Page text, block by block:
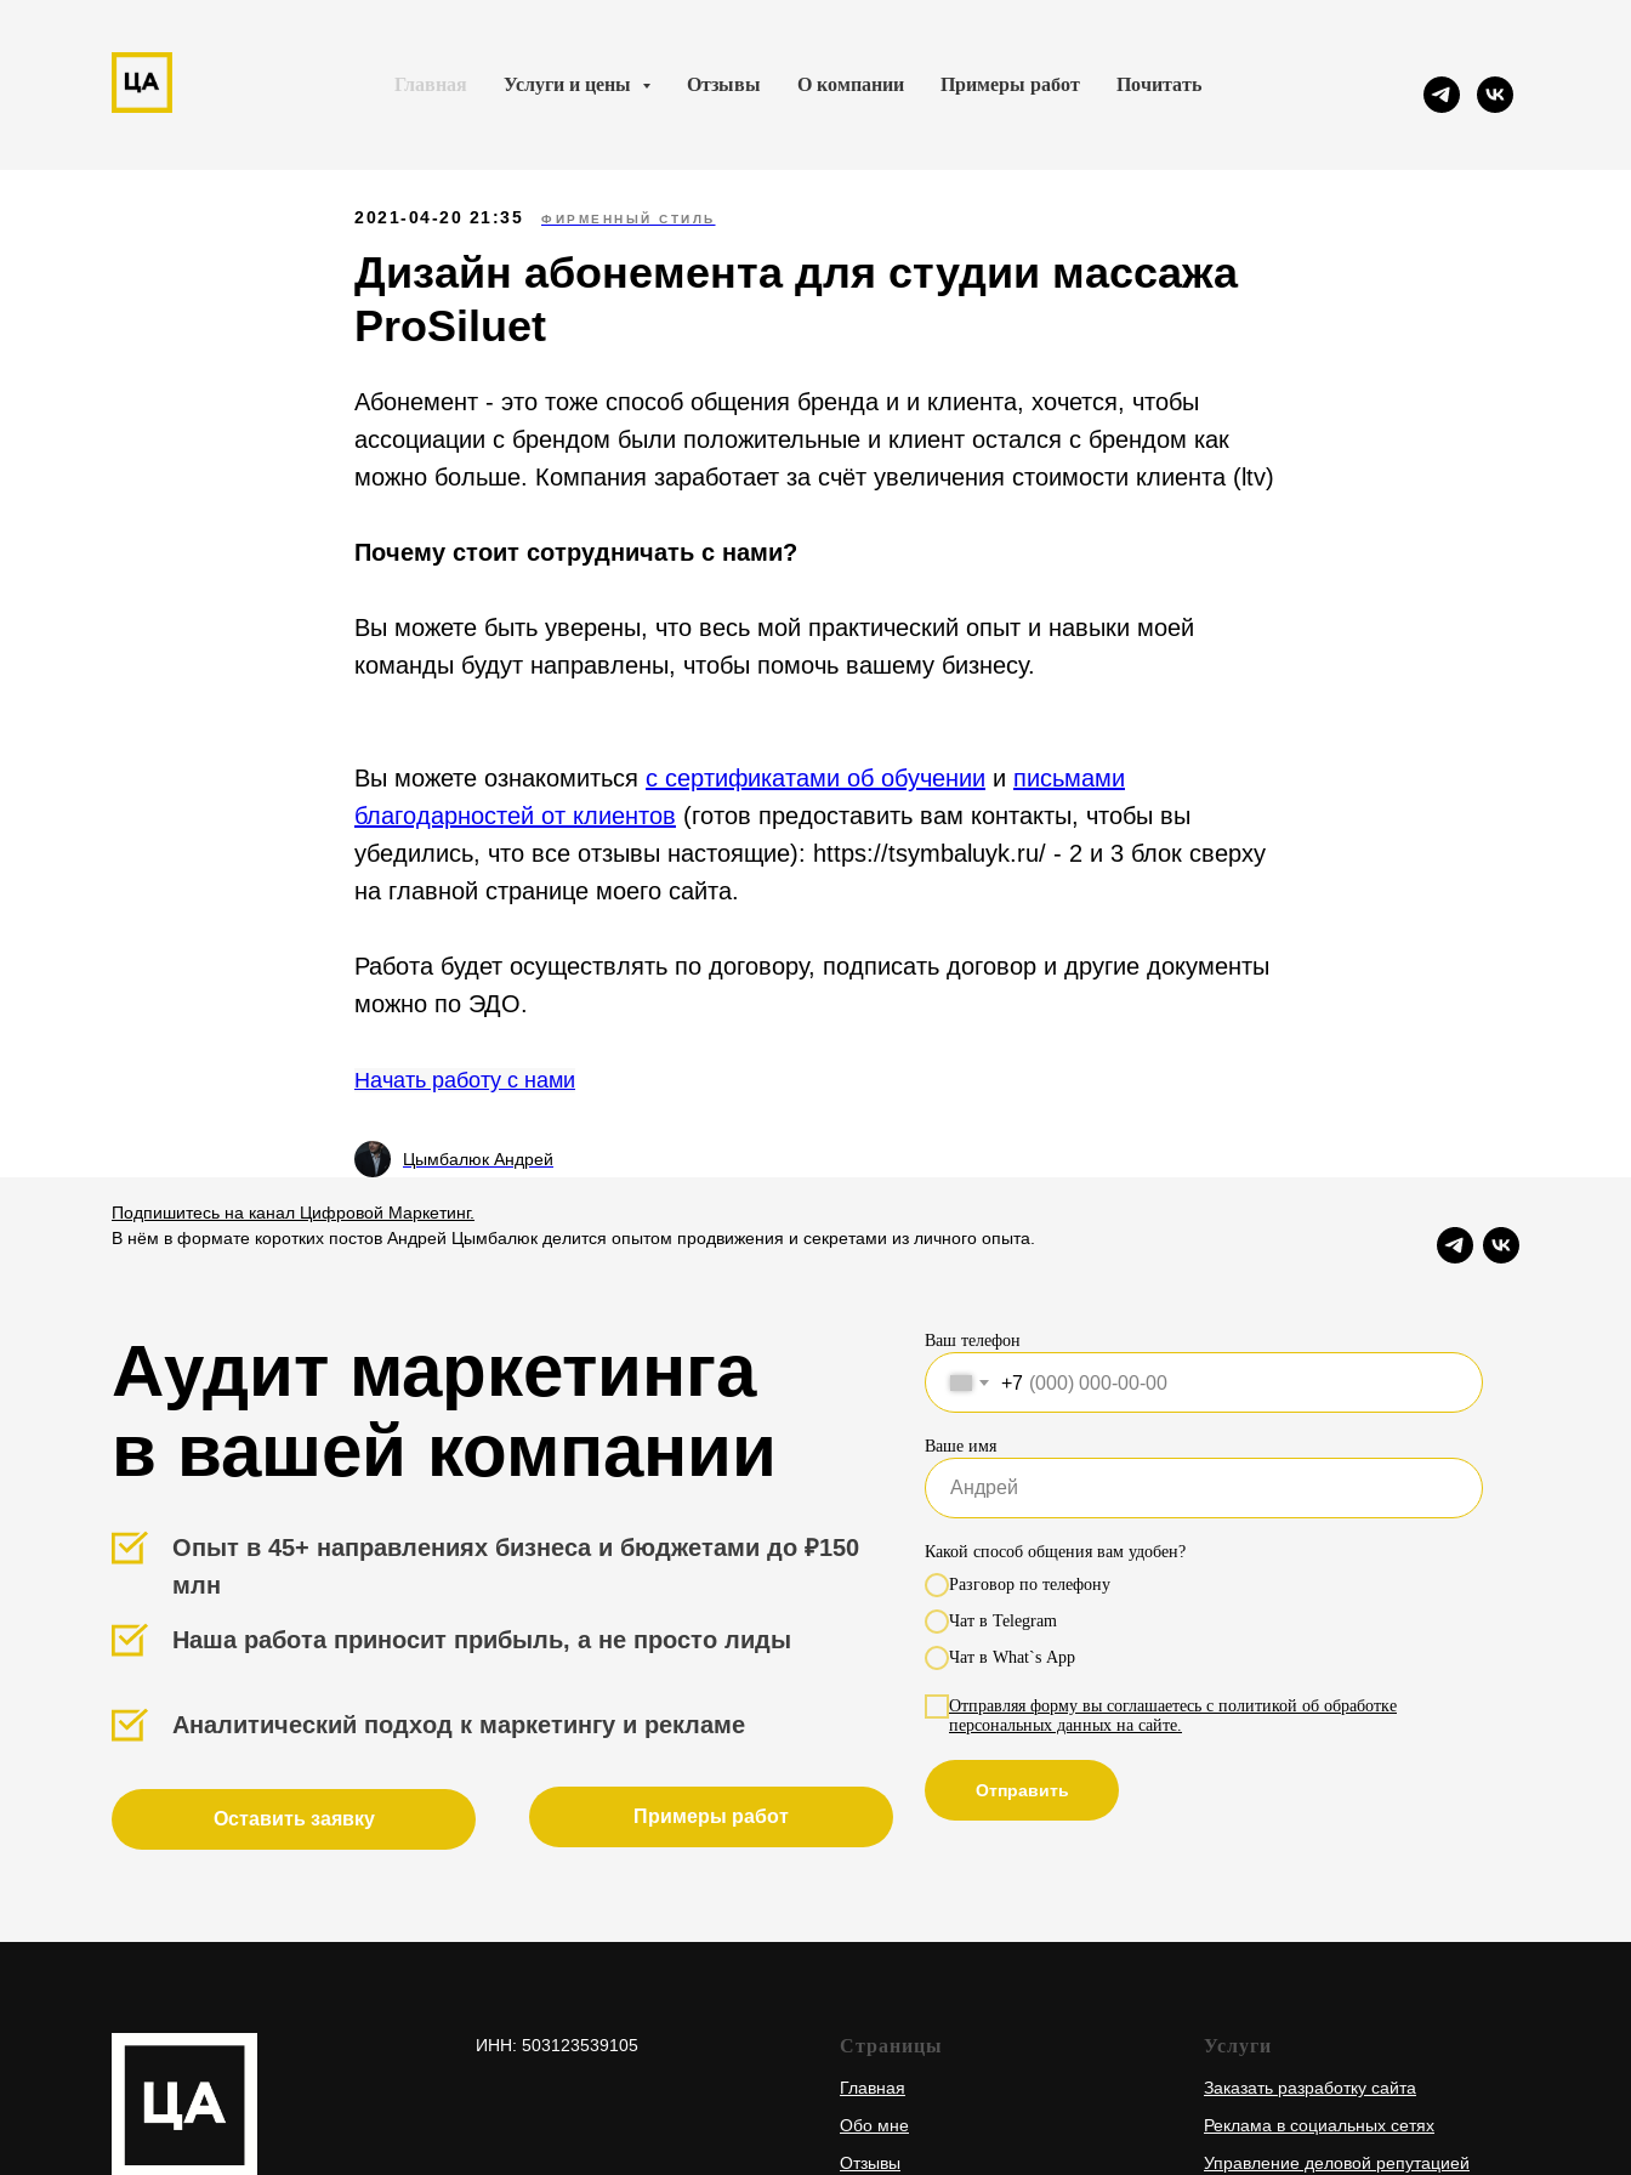
Главная Услуги и цены Отзывы О компании Примеры работ Почитать
2021-04-20 21:35 ФИРМЕННЫЙ СТИЛЬ
Дизайн абонемента для студии массажа
ProSiluet
Абонемент - это тоже способ общения бренда и и клиента, хочется, чтобы
ассоциации с брендом были положительные и клиент остался с брендом как
можно больше. Компания заработает за счёт увеличения стоимости клиента (ltv)
Почему стоит сотрудничать с нами?
Вы можете быть уверены, что весь мой практический опыт и навыки моей
команды будут направлены, чтобы помочь вашему бизнесу.
Вы можете ознакомиться с сертификатами об обучении и письмами
благодарностей от клиентов (готов предоставить вам контакты, чтобы вы
убедились, что все отзывы настоящие): https://tsymbaluyk.ru/ - 2 и 3 блок сверху
на главной странице моего сайта.
Работа будет осуществлять по договору, подписать договор и другие документы
можно по ЭДО.
Начать работу с нами
Цымбалюк Андрей
Подпишитесь на канал Цифровой Маркетинг.
В нём в формате коротких постов Андрей Цымбалюк делится опытом продвижения и секретами из личного опыта.
Аудит маркетинга
в вашей компании
Опыт в 45+ направлениях бизнеса и бюджетами до ₽150
млн
Аналитический подход к маркетингу и рекламе
Оставить заявку
Ваш телефон
+7
Ваше имя
Какой способ общения вам удобен?
Разговор по телефону
Чат в Telegram
Чат в What`s App
Отправляя форму вы соглашаетесь с политикой об обработке
персональных данных на сайте.
Отправить
Примеры работ
Наша работа приносит прибыль, а не просто лиды
ИНН: 503123539105 Страницы
Главная
Обо мне
Отзывы
Услуги
Заказать разработку сайта
Реклама в социальных сетях
Управление деловой репутацией